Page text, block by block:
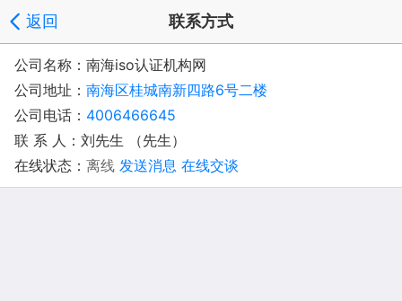
返回 联系方式
公司名称：南海iso认证机构网
公司地址： 南海区桂城南新四路6号二楼
公司电话： 4006466645
联 系 人：刘先生 （先生）
在线状态： 离线 发送消息 在线交谈